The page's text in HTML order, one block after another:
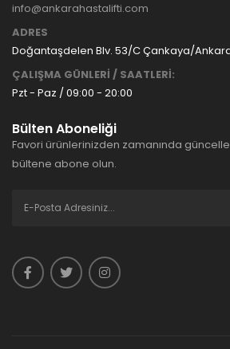
info@ankarahastalifti.com
ADRES
Doğantaşdelen Blv. 53/C Çankaya/
ÇALIŞMA GÜNLERİ / SAATLERİ:
Pzt - Paz / 09:00 - 20:00
Bülten Aboneliği
Favori ürünlerinizden zamanında
bültene abone olun.